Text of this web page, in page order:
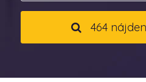
464